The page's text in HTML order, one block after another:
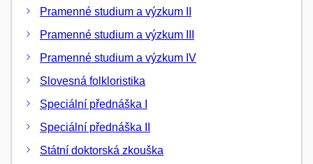
Pramenné studium a výzkum II
Pramenné studium a výzkum III
Pramenné studium a výzkum IV
Slovesná folkloristika
Speciální přednáška I
Speciální přednáška II
Státní doktorská zkouška